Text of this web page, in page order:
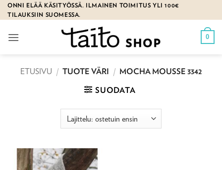
Skip
to
ONNI ELÄÄ KÄSITYÖSSÄ. ILMAINEN TOIMITUS YLI 100€
TILAUKSIIN SUOMESSA.
0
ETUSIVU / TUOTE VÄRI / MOCHA MOUSSE 3342
SUODATA